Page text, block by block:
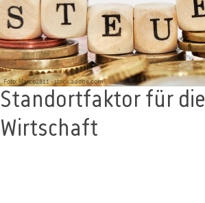
Foto: Marco2811 - stock.adobe.com
Standortfaktor für die
Wirtschaft